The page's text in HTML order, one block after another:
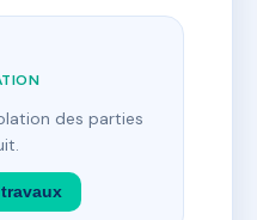
des parties